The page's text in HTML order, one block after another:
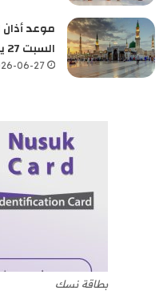
موعد أذان
السبت 27 يونيو 2026
06-27
بطاقة نسك